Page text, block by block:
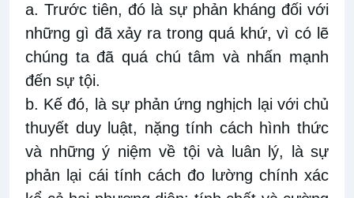
a. Trước tiên, đó là sự phản kháng đối với
những gì đã xảy ra trong quá khứ, vì có lẽ
chúng ta đã quá chú tâm và nhấn mạnh
đến sự tội.
b. Kế đó, là sự phản ứng nghịch lại với chủ
thuyết duy luật, nặng tính cách hình thức
và những ý niệm về tội và luân lý, là sự
phản lại cái tính cách đo lường chính xác